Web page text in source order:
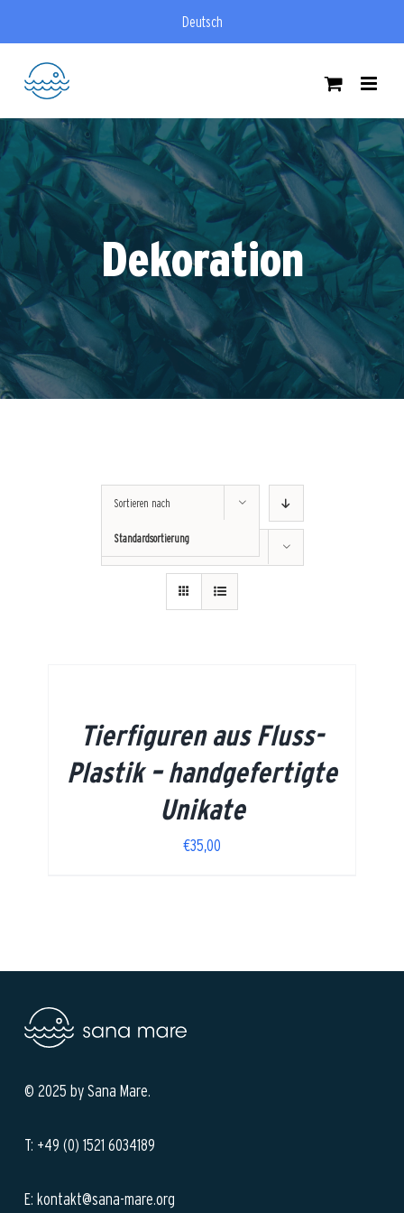
Inhalt
springen
Deutsch
Dekoration
Sortieren nach
Standardsortierung
Tierfiguren aus Fluss-
Plastik – handgefertigte
Unikate
€35,00
© 2025 by Sana Mare.
T: +49 (0) 1521 6034189
E: kontakt@sana-mare.org